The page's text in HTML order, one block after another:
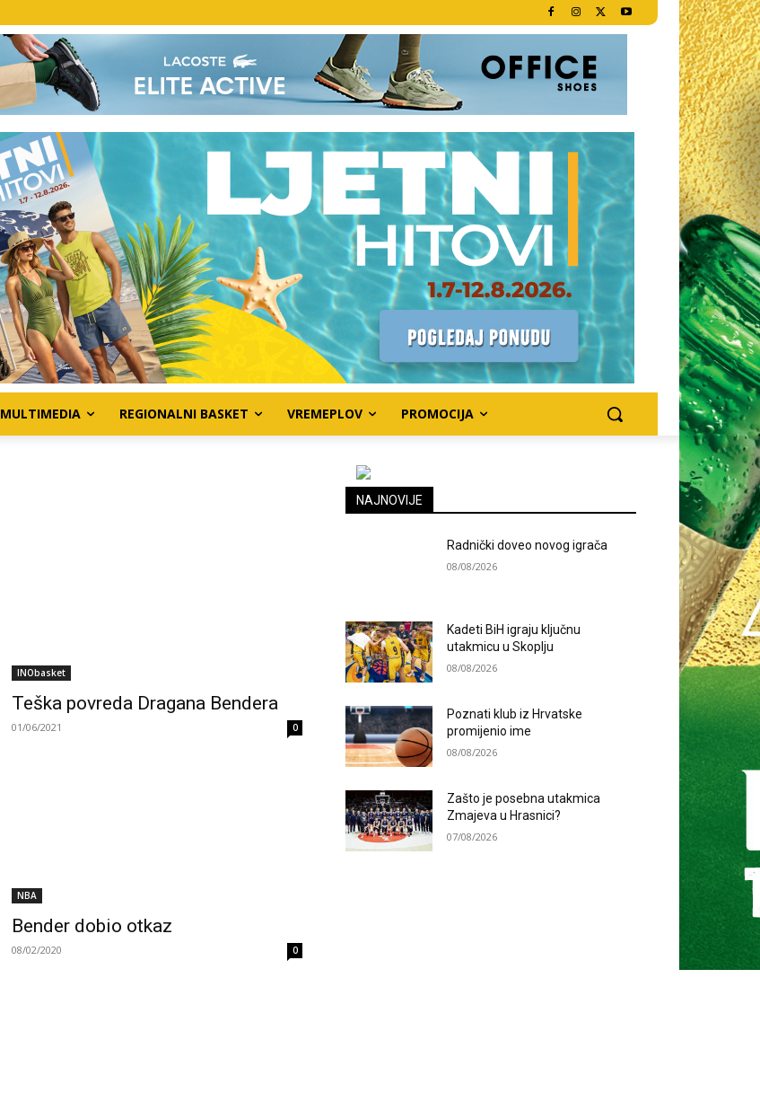
MULTIMEDIA REGIONALNI BASKET VREMEPLOV PROMOCIJA
INObasket
Teška povreda Dragana Bendera
01/06/2021 0
NBA
Bender dobio otkaz
08/02/2020 0
NAJNOVIJE
Radnički doveo novog igrača
08/08/2026
Kadeti BiH igraju ključnu
utakmicu u Skoplju
08/08/2026
Poznati klub iz Hrvatske
promijenio ime
08/08/2026
Zašto je posebna utakmica
Zmajeva u Hrasnici?
07/08/2026